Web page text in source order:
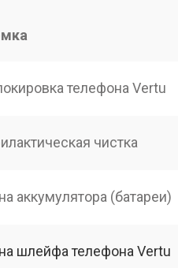
телефона Vertu
чистка
аккумулятора (батареи)
шлейфа телефона Vertu